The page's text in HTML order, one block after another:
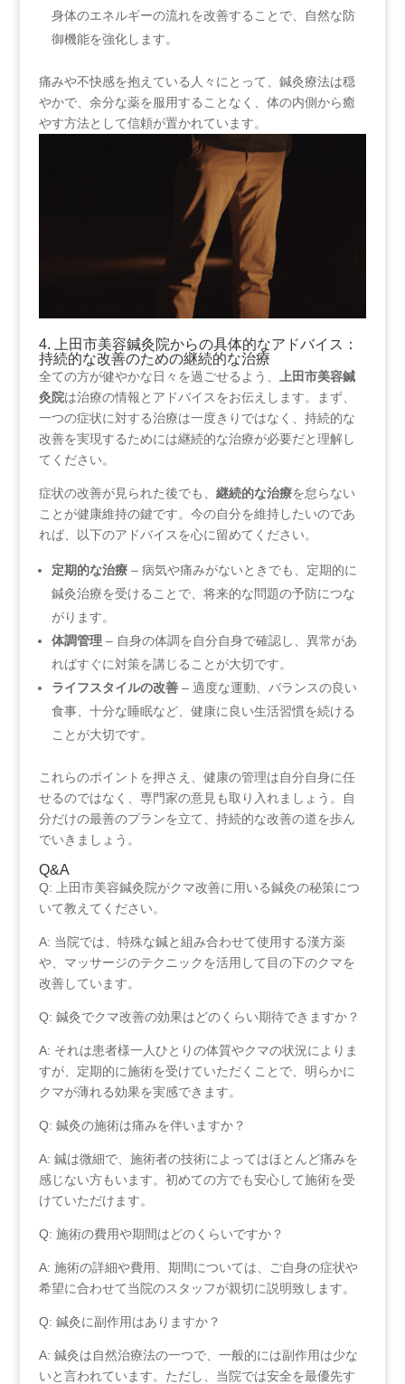
身体のエネルギーの流れを改善することで、自然な防
御機能を強化します。
痛みや不快感を抱えている人々にとって、鍼灸療法は穏
やかで、余分な薬を服用することなく、体の内側から癒
やす方法として信頼が置かれています。
4. 上田市美容鍼灸院からの具体的なアドバイス：
持続的な改善のための継続的な治療
全ての方が健やかな日々を過ごせるよう、
上田市美容鍼
灸院は治療の情報とアドバイスをお伝えします。まず、
一つの症状に対する治療は一度きりではなく、持続的な
改善を実現するためには継続的な治療が必要だと理解し
てください。
症状の改善が見られた後でも、 継続的な治療を怠らない
ことが健康維持の鍵です。今の自分を維持したいのであ
れば、以下のアドバイスを心に留めてください。
定期的な治療– 病気や痛みがないときでも、定期的に
鍼灸治療を受けることで、将来的な問題の予防につな
がります。
体調管理– 自身の体調を自分自身で確認し、異常があ
ればすぐに対策を講じることが大切です。
ライフスタイルの改善– 適度な運動、バランスの良い
食事、十分な睡眠など、健康に良い生活習慣を続ける
ことが大切です。
これらのポイントを押さえ、健康の管理は自分自身に任
せるのではなく、専門家の意見も取り入れましょう。自
分だけの最善のプランを立て、持続的な改善の道を歩ん
でいきましょう。
Q&A
Q: 上田市美容鍼灸院がクマ改善に用いる鍼灸の秘策につ
いて教えてください。
A: 当院では、特殊な鍼と組み合わせて使用する漢方薬
や、マッサージのテクニックを活用して目の下のクマを
改善しています。
Q: 鍼灸でクマ改善の効果はどのくらい期待できますか？
A: それは患者様一人ひとりの体質やクマの状況によりま
すが、定期的に施術を受けていただくことで、明らかに
クマが薄れる効果を実感できます。
Q: 鍼灸の施術は痛みを伴いますか？
A: 鍼は微細で、施術者の技術によってはほとんど痛みを
感じない方もいます。初めての方でも安心して施術を受
けていただけます。
Q: 施術の費用や期間はどのくらいですか？
A: 施術の詳細や費用、期間については、ご自身の症状や
希望に合わせて当院のスタッフが親切に説明致します。
Q: 鍼灸に副作用はありますか？
A: 鍼灸は自然治療法の一つで、一般的には副作用は少な
いと言われています。ただし、当院では安全を最優先す